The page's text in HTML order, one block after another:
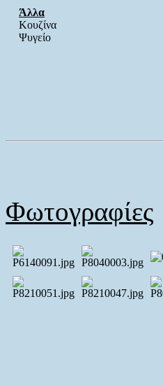
Άλλα
Κουζίνα
Ψυγείο
Φωτογραφίες